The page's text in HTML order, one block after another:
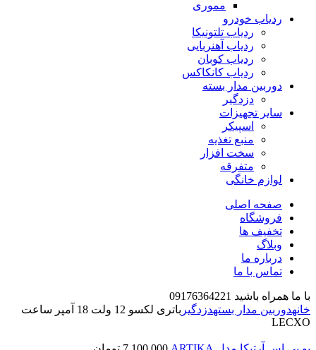
مموری
ردیاب خودرو
ردیاب تلتونیکا
ردیاب آهنربایی
ردیاب کوبان
ردیاب کانکاکس
دوربین مدار بسته
دزدگیر
سایر تجهیزات
اسپیکر
منبع تغذیه
سخت افزار
متفرقه
لوازم خانگی
صفحه اصلی
فروشگاه
تخفیف ها
وبلاگ
درباره ما
تماس با ما
با ما همراه باشید 09176364221
خانهدوربین مدار بستهدزدگیر
باتری لکسو 12 ولت 18 آمپر ساعت
LECXO